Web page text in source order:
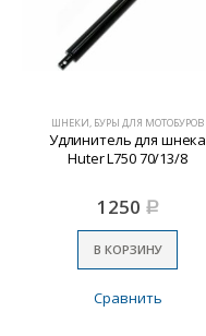
ШНЕКИ, БУРЫ ДЛЯ МОТОБУРОВ
Удлинитель для шнека
Huter L750 70/13/8
1250 Р
В КОРЗИНУ
Сравнить